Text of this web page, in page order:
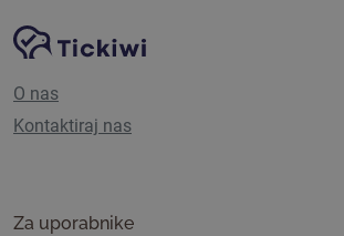
Navigacija spletnega mesta
Platforma Tickiwi
O nas
Kontaktiraj nas
Za uporabnike